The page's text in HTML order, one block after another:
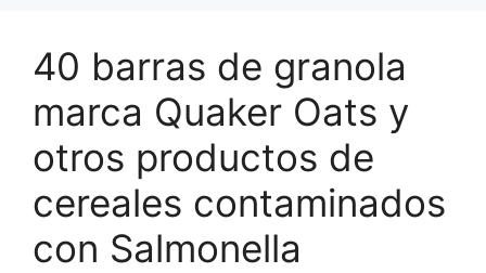
40 barras de granola
marca Quaker Oats y
otros productos de
cereales contaminados
con Salmonella